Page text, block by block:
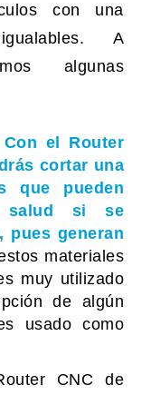
con una
A
algunas
Con el Router
cortar una
que pueden
salud si se
pues generan
materiales
muy utilizado
de algún
usado como
CNC de